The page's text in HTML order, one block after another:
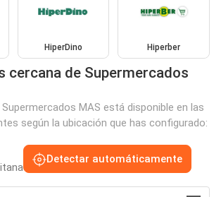
HiperDino Hiperber
cercana de Supermercados
MAS está disponible en las
según la ubicación que has configurado:
Detectar automáticamente